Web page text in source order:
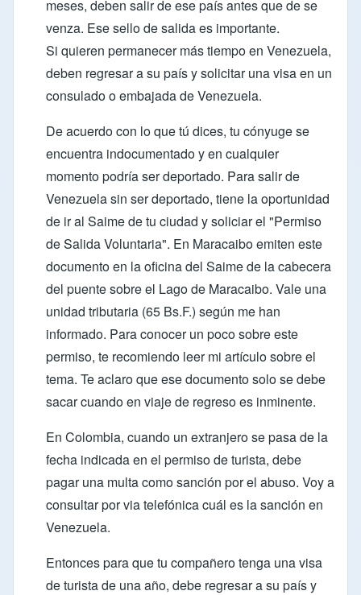
meses, deben salir de ese país antes que de se
venza. Ese sello de salida es importante.
Si quieren permanecer más tiempo en Venezuela,
deben regresar a su país y solicitar una visa en un
consulado o embajada de Venezuela.
De acuerdo con lo que tú dices, tu cónyuge se
encuentra indocumentado y en cualquier
momento podría ser deportado. Para salir de
Venezuela sin ser deportado, tiene la oportunidad
de ir al Saimede tu ciudad y soliciar el "Permiso
de Salida Voluntaria". En Maracaibo emiten este
documento en la oficina del Saime de la cabecera
del puente sobre el Lago de Maracaibo. Vale una
unidad tributaria (65 Bs.F.) según me han
informado. Para conocer un poco sobre este
permiso, te recomiendo leer mi artículo sobre el
tema. Te aclaro que ese documento solo se debe
sacar cuando en viaje de regreso es inminente.
En Colombia, cuando un extranjero se pasa de la
fecha indicada en el permiso de turista, debe
pagar una multa como sanción por el abuso. Voy a
consultar por via telefónica cuál es la sanción en
Venezuela.
Entonces para que tu compañero tenga una visa
de turista de una año, debe regresar a su país y